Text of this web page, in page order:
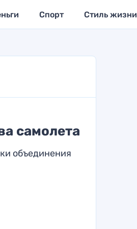
Спорт Стиль жизни
самолета
объединения